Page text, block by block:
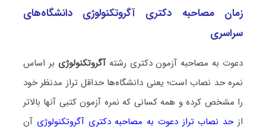
زمان مصاحبه دکتری آگروتکنولوژی دانشگاه‌های
سراسری
دعوت به مصاحبه آزمون دکتری رشتهآگروتکنولوژی بر اساس
نمره حد نصاب است؛ یعنی دانشگاه‌ها حداقل تراز مدنظر خود
را مشخص کرده و همه کسانی که نمره آزمون کتبی آنها بالاتر
ازحد نصاب تراز دعوت به مصاحبه دکتری آگروتکنولوژی آن